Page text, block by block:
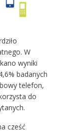
W
wyniki
badanych
telefon,
do
cześć